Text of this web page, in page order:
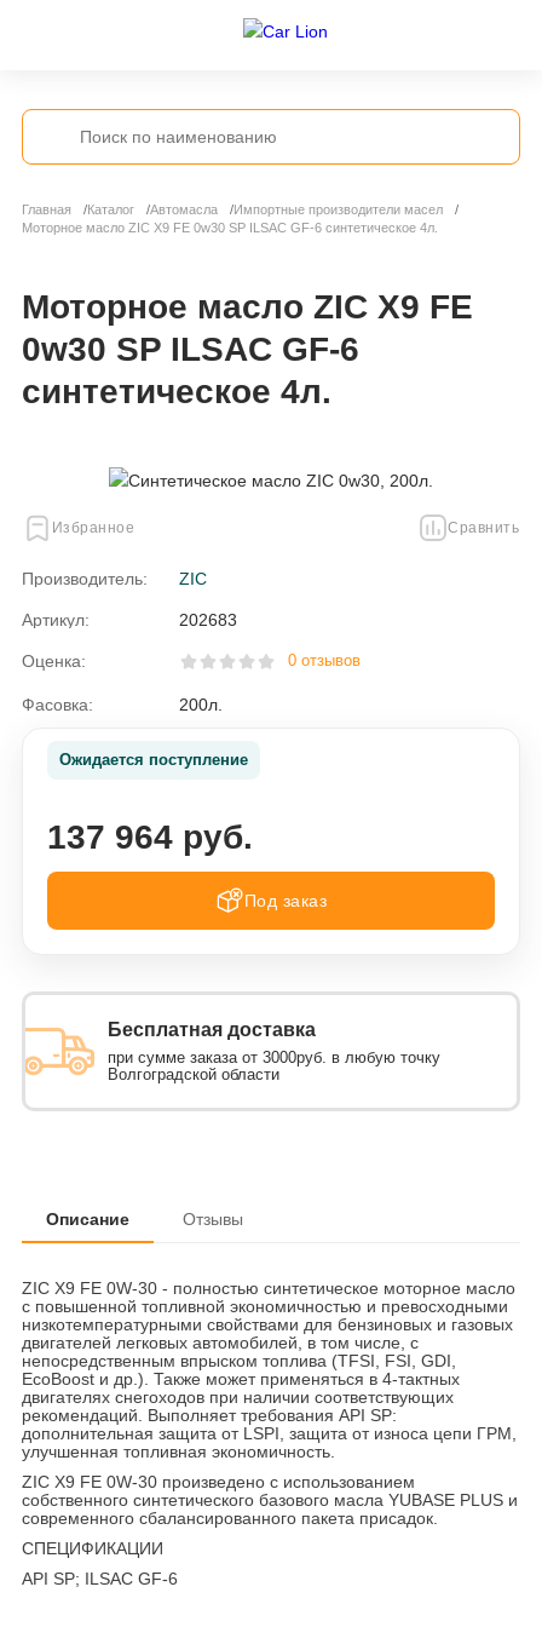
Главная Каталог Автомасла
Импортные производители масел
Моторное масло ZIC X9 FE 0w30 SP ILSAC GF-6 синтетическое 4л.
Моторное масло ZIC X9 FE
0w30 SP ILSAC GF-6
синтетическое 4л.
Избранное Сравнить
Производитель: ZIC
Артикул: 202683
Оценка: 0 отзывов
Фасовка: 200л.
Ожидается поступление
137 964 руб.
Под заказ
Бесплатная доставка
при сумме заказа от 3000руб. в любую точку
Волгоградской области
Описание Отзывы
ZIC X9 FE 0W-30 - полностью синтетическое моторное масло
с повышенной топливной экономичностью и превосходными
низкотемпературными свойствами для бензиновых и газовых
двигателей легковых автомобилей, в том числе, с
непосредственным впрыском топлива (TFSI, FSI, GDI,
EcoBoost и др.). Также может применяться в 4-тактных
двигателях снегоходов при наличии соответствующих
рекомендаций. Выполняет требования API SP:
дополнительная защита от LSPI, защита от износа цепи ГРМ,
улучшенная топливная экономичность.
ZIC X9 FE 0W-30 произведено с использованием
собственного синтетического базового масла YUBASE PLUS и
современного сбалансированного пакета присадок.
СПЕЦИФИКАЦИИ
API SP; ILSAC GF-6